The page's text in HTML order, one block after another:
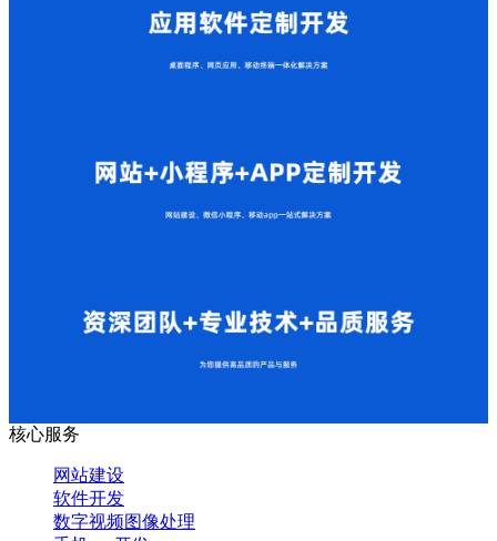
核心服务
网站建设
软件开发
数字视频图像处理